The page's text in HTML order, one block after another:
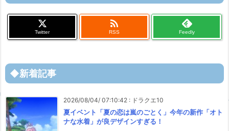
Twitter

RSS Feedly
◆新着記事
2026/08/04/ 07:10:42 : ドラクエ10
夏イベント「夏の恋は嵐のごとく」今年の新作「オト
ナな水着」が良デザインすぎる！